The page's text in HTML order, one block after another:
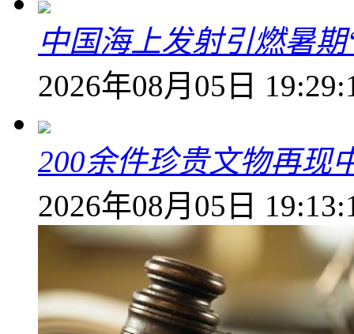
中国海上发射引燃暑
2026年08月05日
200余件珍贵文物再现
2026年08月05日